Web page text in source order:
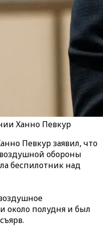
Ханно Певкур
Певкур заявил, что
обороны
беспилотник над
около полудня и был